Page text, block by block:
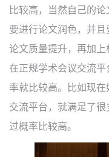
比较高，当然自己的
要进行论文润色，并
论文质量提升，再加
在正规学术会议交流
率就比较高。比如现
交流平台，就满足了
过概率比较高。